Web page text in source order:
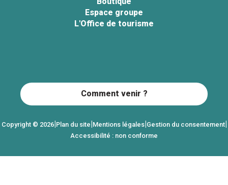
Espace groupe
L'Office de tourisme
Copyright © 2026|Plan du site|Mentions légales|Gestion du consentement|
Accessibilité : non conforme
Comment venir ?